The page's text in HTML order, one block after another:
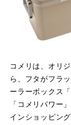
コメリは、オリ
ら、フタがフラ
ーラーボックス
「コメリパワー
インショッピン